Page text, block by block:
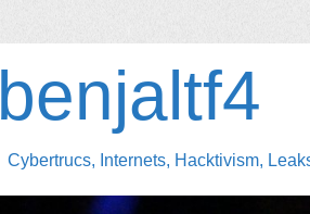
benjaltf4
Cybertrucs, Internets, Hacktivism,